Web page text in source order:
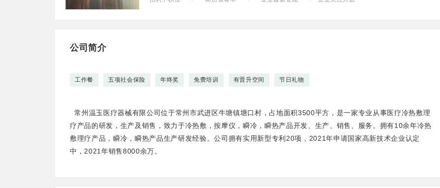
公司简介
工作餐 五项社会保险 年终奖 免费培训 有晋升空间 节日礼物
常州温玉医疗器械有限公司位于常州市武进区牛塘镇塘口村，占地面积3500平方，是一家专业从事医疗冷热敷理
疗产品的研发，生产及销售，致力于冷热敷，按摩仪，瞬冷，瞬热产品开发、生产、销售、服务。拥有10余年冷热
敷理疗产品，瞬冷，瞬热产品生产研发经验。公司拥有实用新型专利20项，2021年申请国家高新技术企业认定
中，2021年销售8000余万。